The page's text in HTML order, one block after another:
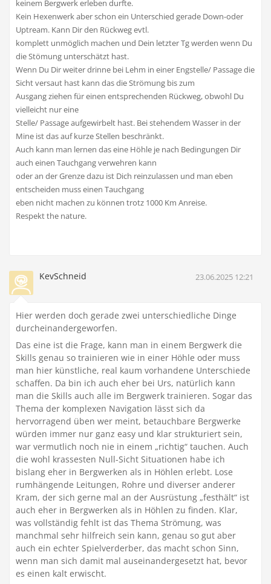
keinem Bergwerk erleben durfte.
Kein Hexenwerk aber schon ein Unterschied gerade Down-oder
Uptream. Kann Dir den Rückweg evtl.
komplett unmöglich machen und Dein letzter Tg werden wenn Du
die Stömung unterschätzt hast.
Wenn Du Dir weiter drinne bei Lehm in einer Engstelle/ Passage die
Sicht versaut hast kann das die Strömung bis zum
Ausgang ziehen für einen entsprechenden Rückweg, obwohl Du
vielleicht nur eine
Stelle/ Passage aufgewirbelt hast. Bei stehendem Wasser in der
Mine ist das auf kurze Stellen beschränkt.
Auch kann man lernen das eine Höhle je nach Bedingungen Dir
auch einen Tauchgang verwehren kann
oder an der Grenze dazu ist Dich reinzulassen und man eben
entscheiden muss einen Tauchgang
eben nicht machen zu können trotz 1000 Km Anreise.
Respekt the nature.
KevSchneid 23.06.2025 12:21
Hier werden doch gerade zwei unterschiedliche Dinge
durcheinandergeworfen.
Das eine ist die Frage, kann man in einem Bergwerk die
Skills genau so trainieren wie in einer Höhle oder muss
man hier künstliche, real kaum vorhandene Unterschiede
schaffen. Da bin ich auch eher bei Urs, natürlich kann
man die Skills auch alle im Bergwerk trainieren. Sogar das
Thema der komplexen Navigation lässt sich da
hervorragend üben wer meint, betauchbare Bergwerke
würden immer nur ganz easy und klar strukturiert sein,
war vermutlich noch nie in einem „richtig“ tauchen. Auch
die wohl krassesten Null-Sicht Situationen habe ich
bislang eher in Bergwerken als in Höhlen erlebt. Lose
rumhängende Leitungen, Rohre und diverser anderer
Kram, der sich gerne mal an der Ausrüstung „festhält“ ist
auch eher in Bergwerken als in Höhlen zu finden. Klar,
was vollständig fehlt ist das Thema Strömung, was
manchmal sehr hilfreich sein kann, genau so gut aber
auch ein echter Spielverderber, das macht schon Sinn,
wenn man sich damit mal auseinandergesetzt hat, bevor
es einen kalt erwischt.